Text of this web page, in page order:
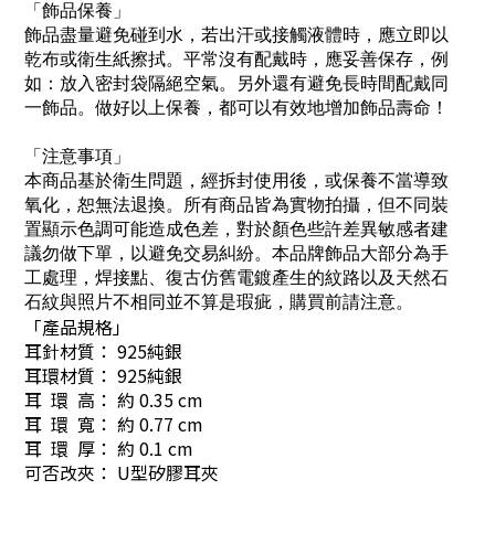
「飾品保養」
飾品盡量避免碰到水，若出汗或接觸液體時，應立即以
乾布或衛生紙擦拭。平常沒有配戴時，應妥善保存，例
如：放入密封袋隔絕空氣。另外還有避免長時間配戴同
一飾品。做好以上保養，都可以有效地增加飾品壽命！
「注意事項」
本商品基於衛生問題，經拆封使用後，或保養不當導致
氧化，恕無法退換。所有商品皆為實物拍攝，但不同裝
置顯示色調可能造成色差，對於顏色些許差異敏感者建
議勿做下單，以避免交易糾紛。本品牌飾品大部分為手
工處理，焊接點、復古仿舊電鍍產生的紋路以及天然石
石紋與照片不相同並不算是瑕疵，購買前請注意。
「產品規格」
耳針材質： 925純銀
耳環材質： 925純銀
耳 環 高： 約 0.35 cm
耳 環 寬： 約 0.77 cm
耳 環 厚： 約 0.1 cm
可否改夾： U型矽膠耳夾